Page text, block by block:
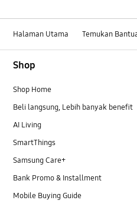
Halaman Utama Temukan
Shop
Shop Home
Beli langsung, Lebih banyak benefit
AI Living
SmartThings
Samsung Care+
Bank Promo & Installment
Mobile Buying Guide